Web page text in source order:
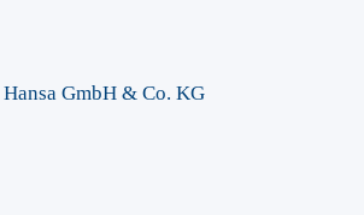
GmbH & Co. KG